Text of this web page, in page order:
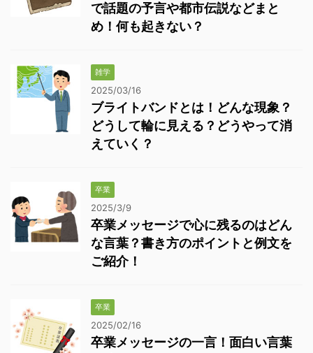
で話題の予言や都市伝説などまと
め！何も起きない？
雑学
2025/03/16
ブライトバンドとは！どんな現象？
どうして輪に見える？どうやって消
えていく？
卒業
2025/3/9
卒業メッセージで心に残るのはどん
な言葉？書き方のポイントと例文を
ご紹介！
卒業
2025/02/16
卒業メッセージの一言！面白い言葉